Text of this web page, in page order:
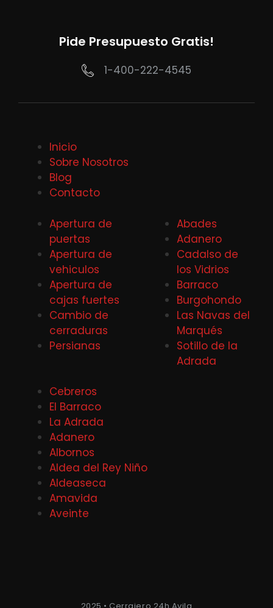
Pide Presupuesto Gratis!
1-400-222-4545
Inicio
Sobre Nosotros
Blog
Contacto
Apertura de
puertas
Apertura de
vehiculos
Apertura de
cajas fuertes
Cambio de
cerraduras
Persianas
Abades
Adanero
Cadalso de
los Vidrios
Barraco
Burgohondo
Las Navas del
Marqués
Sotillo de la
Adrada
Cebreros
El Barraco
La Adrada
Adanero
Albornos
Aldea del Rey Niño
Aldeaseca
Amavida
Aveinte
2025 • Cerrajero 24h Avila